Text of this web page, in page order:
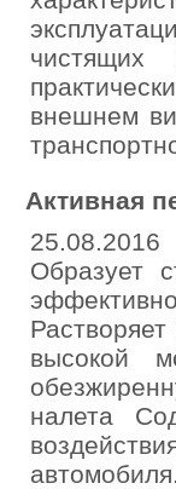
чистящих
внешнем
Активная
25.08.2016
Образует
высокой
налета